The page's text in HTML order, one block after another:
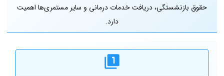
حقوق بازنشستگی، دریافت خدمات درمانی و سایر مستمری‌ها اهمیت
دارد.